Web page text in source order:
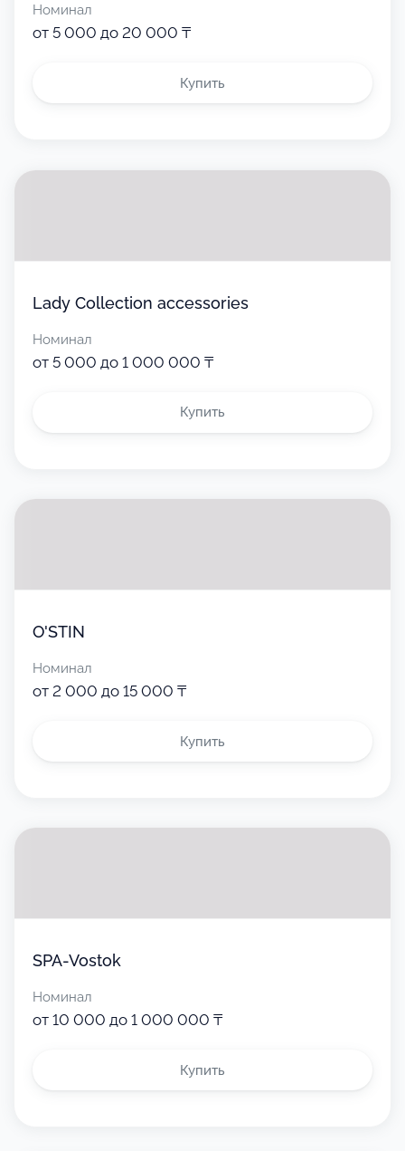
Номинал
от 5 000 до 20 000 ₸
Купить
Lady Collection accessories
Номинал
от 5 000 до 1 000 000 ₸
Купить
O'STIN
Номинал
от 2 000 до 15 000 ₸
Купить
SPA-Vostok
Номинал
от 10 000 до 1 000 000 ₸
Купить